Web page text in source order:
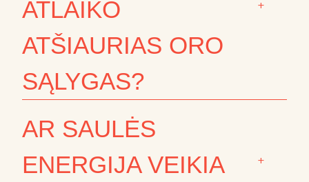
ATLAIKO
ATŠIAURIAS ORO
SĄLYGAS?
+
AR SAULĖS
ENERGIJA VEIKIA
+